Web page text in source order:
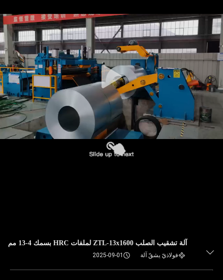
آلة تشقيب الصلب ZTL-13x1600 لملفات HRC بسمك 4-13 مم
فولاذيّ يشقّ آلة 2025-09-01